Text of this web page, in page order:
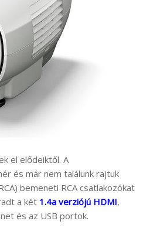
el elődeiktől. A
és már nem találunk rajtuk
bemeneti RCA csatlakozókat
a két 1.4a verziójú HDMI,
és az USB portok.